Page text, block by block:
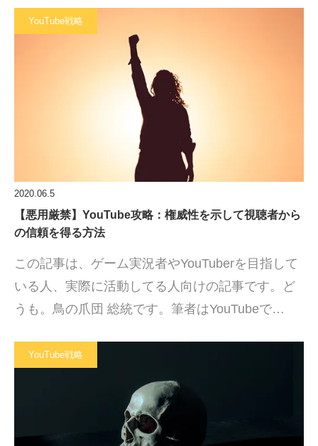
YouTube戦略
2020.06.5
【悪用厳禁】YouTube攻略：権威性を示して視聴者から
の信頼を得る方法
この記事は、ゲーム実況者やYouTuberを目指して
いる人、実際に活動してる人向けの記事です。ど
うも。鳥の爪団 総統です。筆者はYouTubeで…
YouTube戦略